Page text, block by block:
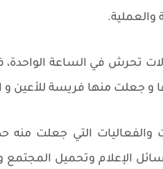
والعملية.
تحرش في الساعة الواحدة،
و جعلت منها فريسة للأعين و
والفعاليات التي جعلت منه
الإعلام وتحميل المجتمع